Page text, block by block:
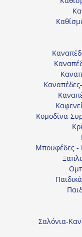
Κομοδίνα-
Μπουφέδες -
Σαλόνια-